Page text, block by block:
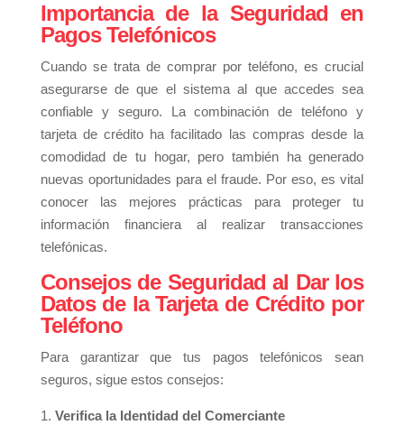
Importancia de la Seguridad en
Pagos Telefónicos
Cuando se trata de comprar por teléfono, es crucial
asegurarse de que el sistema al que accedes sea
confiable y seguro. La combinación de teléfono y
tarjeta de crédito ha facilitado las compras desde la
comodidad de tu hogar, pero también ha generado
nuevas oportunidades para el fraude. Por eso, es vital
conocer las mejores prácticas para proteger tu
información financiera al realizar transacciones
telefónicas.
Consejos de Seguridad al Dar los
Datos de la Tarjeta de Crédito por
Teléfono
Para garantizar que tus pagos telefónicos sean
seguros, sigue estos consejos:
Verifica la Identidad del Comerciante